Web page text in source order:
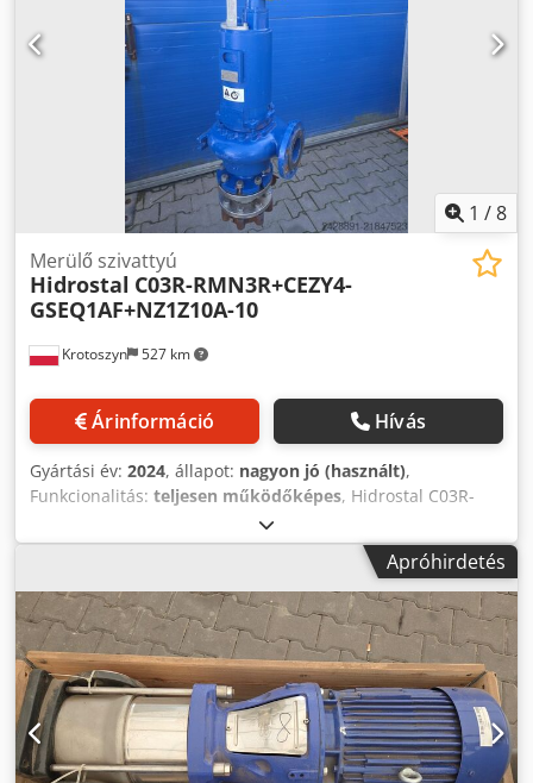
1 /8
Krotoszyn 527 km
Merülő szivattyú
Hidrostal C03R-RMN3R+CEZY4-
GSEQ1AF+NZ1Z10A-10
Árinformáció Hívás
Gyártási év: 2024, állapot: nagyon jó (használt),
Funkcionalitás: teljesen működőképes, Hidrostal C03R-
RMN3R | Merülő szivattyú Gyártó: Hidrostal Modell: C03R-
RMN3R+CEZY4-GSEQ1AF+NZ1Z10A-10 Gyártási év: 2024
Névleges teljesítmény (P2): 1,50 kW Fordulatszám: 1375
ford./perc Tápfeszültség: 400 V / 4,7 A (50 Hz) Védettségi
fokozat: IP68 (teljes vízzáróság merített állapotban)
Szigetelési osztály: F Készülék súlya: 92 kg Maximális
környezeti hőmérséklet: 40°C Sorozatszám (M.NR.): 311952
Tartozékok jellemzői: Szállítófül: 1.4404 (V4A) saválló
rozsdamentes acélból készült. Teherbírás (WLL): 150 kg.
Professzionális, svájci Hidrostal márkájú merülő szivattyú,
amelyet a legnehezebb munkakörülményekre terveztek. Az
Apróhirdetés